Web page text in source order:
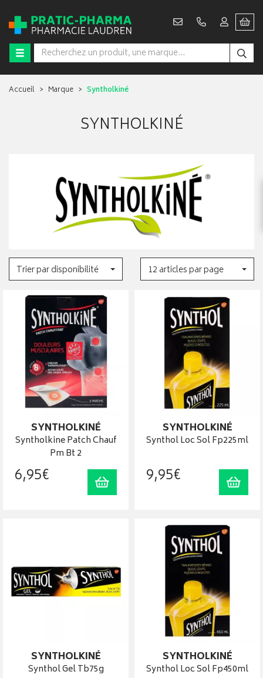
Accueil Marque Syntholkiné
SYNTHOLKINÉ
Trier par disponibilité 12 articles par page
SYNTHOLKINÉ
Syntholkine Patch Chauf
Pm Bt 2
6,95€ Ajouter au panier
SYNTHOLKINÉ
Synthol Loc Sol Fp225ml
9,95€
SYNTHOLKINÉ
Synthol Gel Tb75g
SYNTHOLKINÉ
Synthol Loc Sol Fp450ml